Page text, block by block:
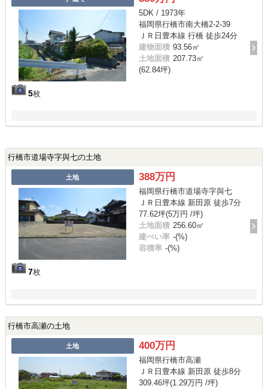
5枚
5DK / 1973年
福岡県行橋市南大橋2-2-39
ＪＲ日豊本線 行橋 徒歩24分
建物面積 93.56㎡
土地面積 207.73㎡
(62.84坪)
行橋市道場寺字與七の土地
土地
7枚
388万円
福岡県行橋市道場寺字與七
ＪＲ日豊本線 新田原 徒歩7分
77.62坪(5万円 /坪)
土地面積 256.60㎡
建ぺい率 -(%)
容積率 -(%)
行橋市高瀬の土地
土地 400万円
福岡県行橋市高瀬
ＪＲ日豊本線 新田原 徒歩8分
309.46坪(1.29万円 /坪)